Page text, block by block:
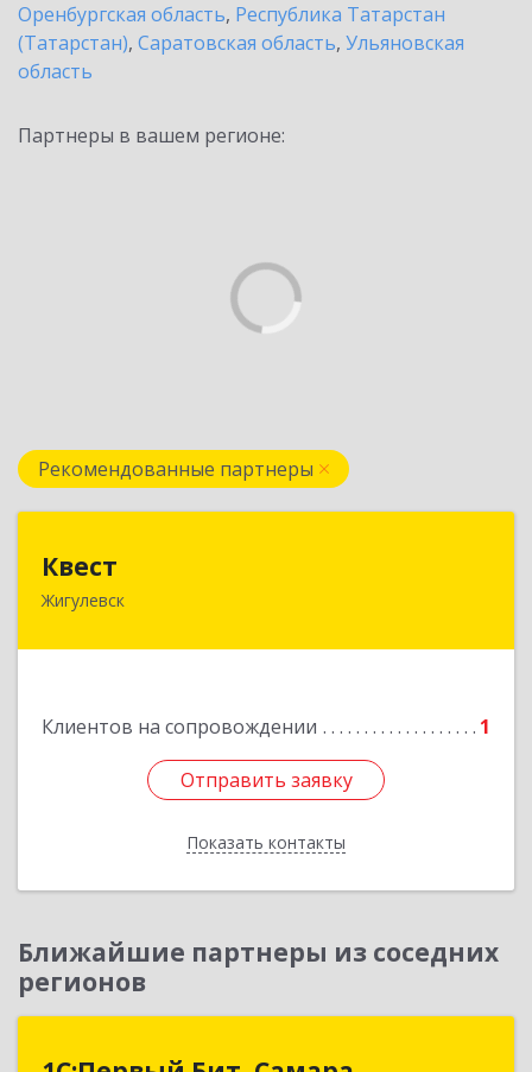
Оренбургская область, Республика Татарстан
(Татарстан), Саратовская область, Ульяновская
область
Партнеры в вашем регионе:
Рекомендованные партнеры
Квест
Жигулевск
Клиентов на сопровождении 1
Отправить заявку
Показать контакты
445350, Самарская обл., Жигулевск, ул.Пушкина,
Отправить заявку
Назад
Ближайшие партнеры из соседних
регионов
1С:Первый Бит, Самара